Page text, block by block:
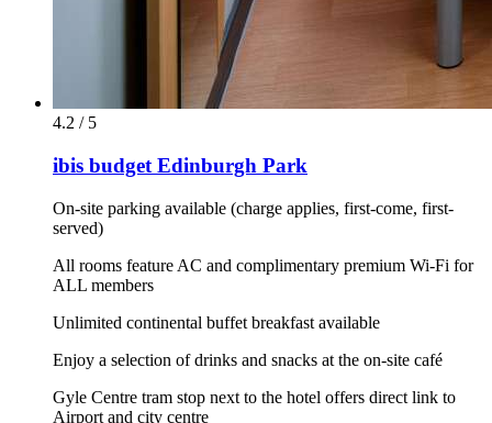
4.2 / 5
ibis budget Edinburgh Park
On-site parking available (charge applies, first-come, first-
served)
All rooms feature AC and complimentary premium Wi-Fi for
ALL members
Unlimited continental buffet breakfast available
Enjoy a selection of drinks and snacks at the on-site café
Gyle Centre tram stop next to the hotel offers direct link to
Airport and city centre